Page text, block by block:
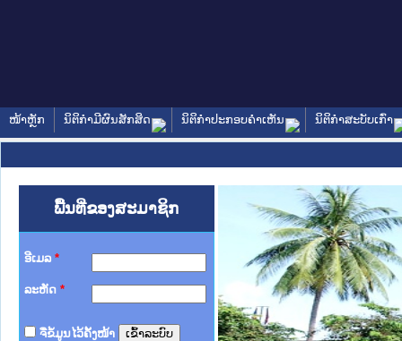
ໜ້າຫຼັກ ນິຕິກໍາມີຜົນສັກສິດ ນິຕິກໍາປະກອບຄໍາເຫັນ ນິຕິກໍາສະບັບເກົ່າ
ພື້ນທີ່ຂອງສະມາຊິກ
ອີເມລ *
ລະຫັດ *
ຈື່ຂໍ້ມູນໄວ້ຄັ້ງໜ້າ